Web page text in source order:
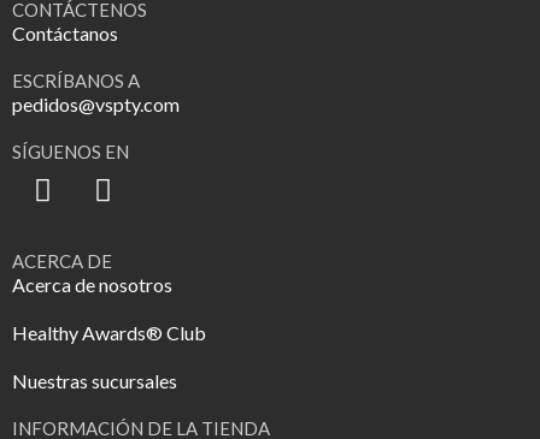
CONTÁCTENOS
Contáctanos
ESCRÍBANOS A
pedidos@vspty.com
SÍGUENOS EN
ACERCA DE
Acerca de nosotros
Healthy Awards® Club
Nuestras sucursales
INFORMACIÓN DE LA TIENDA